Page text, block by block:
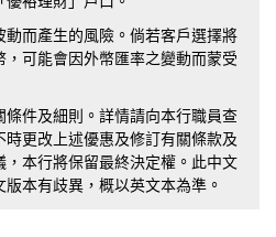
而產生的風險。倘若客戶選擇將
可能會因外幣匯率之變動而蒙受
條件及細則。詳情請向本行職員查
更改上述優惠及修訂有關條款及
本行將保留最終決定權。此中文
本有歧異，概以英文本為準。